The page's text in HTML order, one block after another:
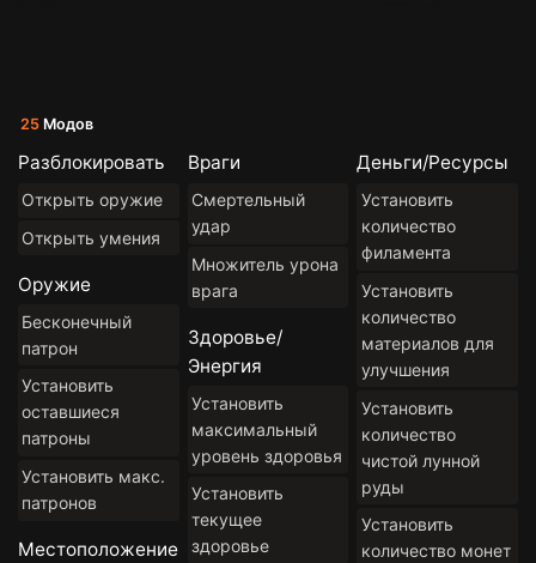
25 Модов
Разблокировать
Открыть оружие
Открыть умения
Оружие
Бесконечный
патрон
Установить
оставшиеся
патроны
Установить макс.
патронов
Местоположение
Враги
Смертельный
удар
Множитель урона
врага
Здоровье/
Энергия
Установить
максимальный
уровень здоровья
Установить
текущее
здоровье
Деньги/Ресурсы
Установить
количество
филамента
Установить
количество
материалов для
улучшения
Установить
количество
чистой лунной
руды
Установить
количество монет